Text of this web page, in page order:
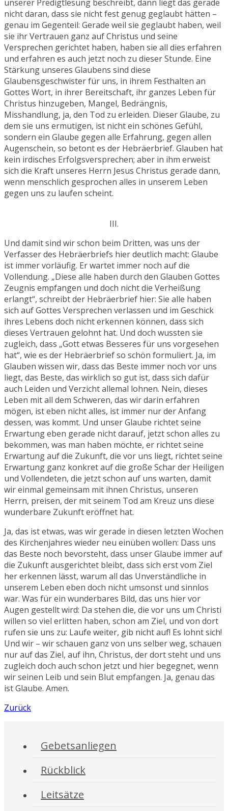
unserer Predigtlesung beschreibt, dann liegt das gerade
nicht daran, dass sie nicht fest genug geglaubt hätten –
genau im Gegenteil: Gerade weil sie geglaubt haben, weil
sie ihr Vertrauen ganz auf Christus und seine
Versprechen gerichtet haben, haben sie all dies erfahren
und erfahren es auch jetzt noch zu dieser Stunde. Eine
Stärkung unseres Glaubens sind diese
Glaubensgeschwister für uns, in ihrem Festhalten an
Gottes Wort, in ihrer Bereitschaft, ihr ganzes Leben für
Christus hinzugeben, Mangel, Bedrängnis,
Misshandlung, ja, den Tod zu erleiden. Dieser Glaube, zu
dem sie uns ermutigen, ist nicht ein schönes Gefühl,
sondern ein Glaube gegen alle Erfahrung, gegen allen
Augenschein, so betont es der Hebräerbrief. Glauben hat
kein irdisches Erfolgsversprechen; aber in ihm erweist
sich die Kraft unseres Herrn Jesus Christus gerade dann,
wenn menschlich gesprochen alles in unserem Leben
gegen uns zu laufen scheint.
III.
Und damit sind wir schon beim Dritten, was uns der
Verfasser des Hebräerbriefs hier deutlich macht: Glaube
ist immer vorläufig. Er wartet immer noch auf die
Vollendung. „Diese alle haben durch den Glauben Gottes
Zeugnis empfangen und doch nicht die Verheißung
erlangt“, schreibt der Hebräerbrief hier: Sie alle haben
sich auf Gottes Versprechen verlassen und im Geschick
ihres Lebens doch nicht erkennen können, dass sich
dieses Vertrauen gelohnt hat. Und doch wussten sie
zugleich, dass „Gott etwas Besseres für uns vorgesehen
hat“, wie es der Hebräerbrief so schön formuliert. Ja, im
Glauben wissen wir, dass das Beste immer noch vor uns
liegt, das Beste, das wirklich so gut ist, dass sich dafür
auch Leiden und Verzicht allemal lohnen. Nein, dieses
Leben mit all dem Schweren, das wir darin erfahren
mögen, ist eben nicht alles, ist immer nur der Anfang
dessen, was kommt. Und unser Glaube richtet seine
Erwartung eben gerade nicht darauf, jetzt schon alles zu
bekommen, was man haben möchte, er richtet seine
Erwartung auf die Zukunft, die vor uns liegt, richtet seine
Erwartung ganz konkret auf die große Schar der Heiligen
und Vollendeten, die jetzt schon auf uns warten, damit
wir einmal gemeinsam mit ihnen Christus, unseren
Herrn, preisen, der mit seinem Tod am Kreuz uns diese
wunderbare Zukunft eröffnet hat.
Ja, das ist etwas, was wir gerade in diesen letzten Wochen
des Kirchenjahres wieder neu einüben wollen: Dass uns
das Beste noch bevorsteht, dass unser Glaube immer auf
die Zukunft ausgerichtet bleibt, dass sich erst vom Ziel
her erkennen lässt, warum all das Unverständliche in
unserem Leben eben doch nicht umsonst und sinnlos
war. Was für ein wunderbares Bild, das uns hier vor
Augen gestellt wird: Da stehen die, die vor uns um Christi
willen so viel erlitten haben, schon am Ziel, und von dort
rufen sie uns zu: Laufe weiter, gib nicht auf! Es lohnt sich!
Und wir – wir schauen ganz von uns selber weg, schauen
nur auf das Ziel, auf ihn, Christus, der dort steht und uns
zugleich doch auch schon jetzt und hier begegnet, wenn
wir seinen Leib und sein Blut empfangen. Ja, genau das
ist Glaube. Amen.
Zurück
Gebetsanliegen
Rückblick
Leitsätze